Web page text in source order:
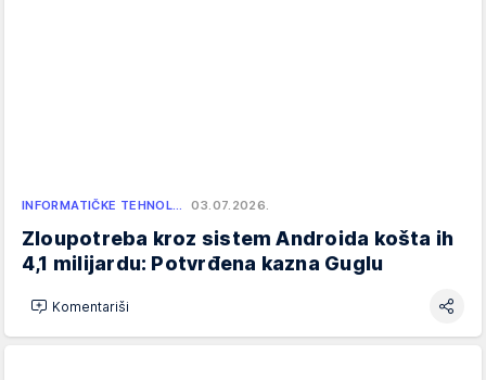
INFORMATIČKE TEHNOL… 03.07.2026.
Zloupotreba kroz sistem Androida košta ih
4,1 milijardu: Potvrđena kazna Guglu
Komentariši